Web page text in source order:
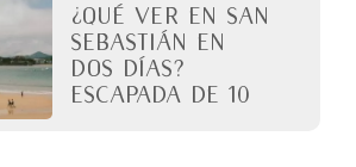
¿Qué ver en San
Sebastián en
dos días?
Escapada de 10